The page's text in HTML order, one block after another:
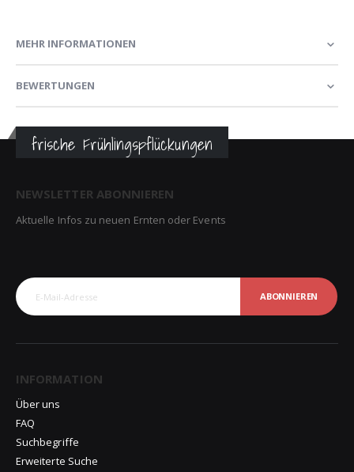
MEHR INFORMATIONEN
BEWERTUNGEN
frische Frühlingspflückungen
NEWSLETTER ABONNIEREN
Aktuelle Infos zu neuen Ernten oder Events
ABONNIEREN
INFORMATION
Über uns
FAQ
Suchbegriffe
Erweiterte Suche